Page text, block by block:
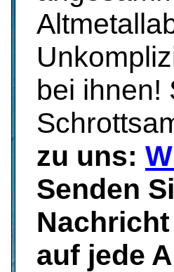
bei ihnen!
zu uns:
Senden
auf jede